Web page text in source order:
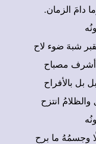
دامَ الزمان.
شبهَ ضوء لاح
أشرف مصباح
بل بالأفراح
انتزح
وجسمُهُ ما برح